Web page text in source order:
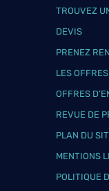
TROUVEZ
DEVIS
PRENEZ
LES
OFFRES
REVUE DE
PLAN DU
MENTIONS
POLITIQUE